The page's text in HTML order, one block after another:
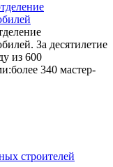
За десятилетие
из 600
340 мастер-
строителей